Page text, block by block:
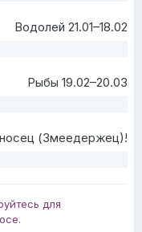
Водолей 21.01–18.02
Рыбы 19.02–20.03
(Змеедержец)!
для